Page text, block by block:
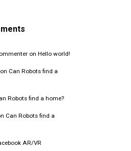
onHello world!
on Can Robots find a
Robots find a home?
Can Robots find a
AR/VR